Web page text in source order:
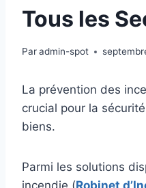
Tous les
Paradmin-spot
La prévention des
crucial pour la
biens.
Parmi les solutions